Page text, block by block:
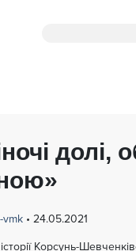
долі,
• 24.05.2021
Корсунь-